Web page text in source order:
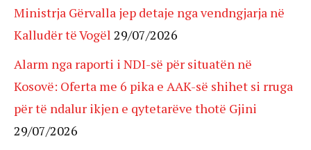
Ministrja Gërvalla jep detaje nga vendngjarja në
Kalludër të Vogël 29/07/2026
Alarm nga raporti i NDI-së për situatën në
Kosovë: Oferta me 6 pika e AAK-së shihet si rruga
për të ndalur ikjen e qytetarëve thotë Gjini
29/07/2026